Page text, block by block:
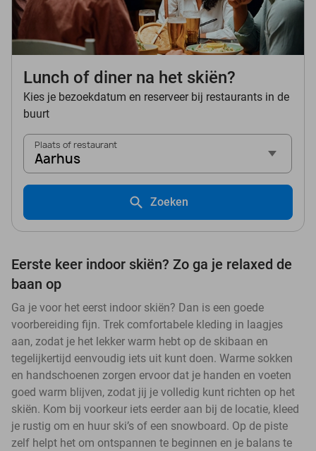
Lunch of diner na het skiën?
Kies je bezoekdatum en reserveer bij restaurants in de
buurt
Plaats of restaurant
Aarhus
Zoeken
Eerste keer indoor skiën? Zo ga je relaxed de
baan op
Ga je voor het eerst indoor skiën? Dan is een goede
voorbereiding fijn. Trek comfortabele kleding in laagjes
aan, zodat je het lekker warm hebt op de skibaan en
tegelijkertijd eenvoudig iets uit kunt doen. Warme sokken
en handschoenen zorgen ervoor dat je handen en voeten
goed warm blijven, zodat jij je volledig kunt richten op het
skiën. Kom bij voorkeur iets eerder aan bij de locatie, kleed
je rustig om en huur ski’s of een snowboard. Op de piste
zelf helpt het om ontspannen te beginnen en je balans te